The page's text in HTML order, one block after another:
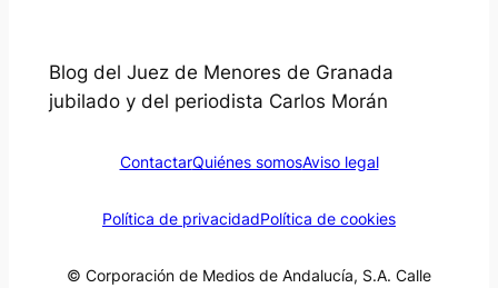
Blog del Juez de Menores de Granada
jubilado y del periodista Carlos Morán
ContactarQuiénes somosAviso legal
Política de privacidadPolítica de cookies
© Corporación de Medios de Andalucía, S.A. Calle